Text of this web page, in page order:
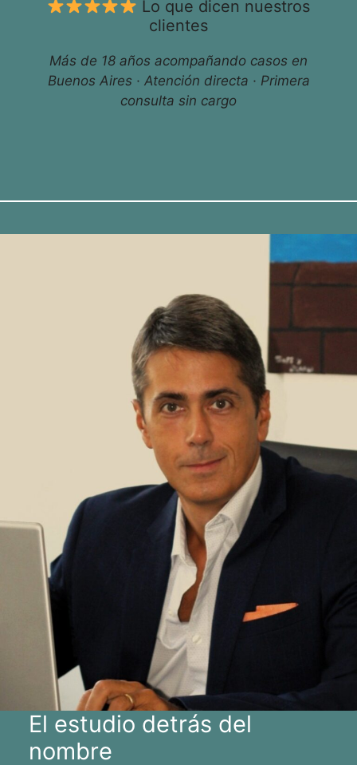
Lo que dicen nuestros
clientes
Más de 18 años acompañando casos en
Buenos Aires · Atención directa · Primera
consulta sin cargo
El estudio detrás del
nombre